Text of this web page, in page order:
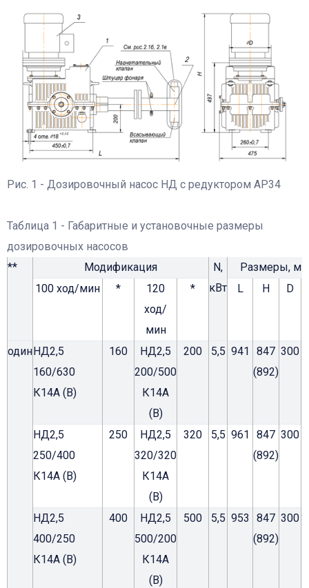
Рис. 1 - Дозировочный насос НД с редуктором АР34
Таблица 1 - Габаритные и установочные размеры
дозировочных насосов
**
Модификация
N,
кВт
Размеры, мм
100 ход/мин
*
120
ход/
мин
* L H D
один НД2,5
160/630
К14А (В)
160
НД2,5
200/500
К14А
(В)
200 5,5 941
847
(892)
300
НД2,5
250/400
К14А (В)
250
НД2,5
320/320
К14А
(В)
320 5,5 961
847
(892)
300
НД2,5
400/250
К14А (В)
400
НД2,5
500/200
К14А
(В)
500 5,5 953
847
(892)
300